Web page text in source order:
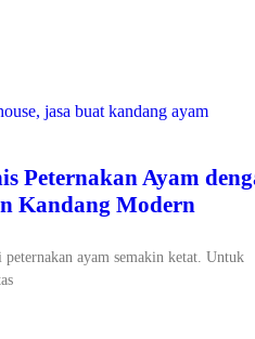
Peternakan Ayam
Kandang Modern
ayam semakin ketat. Untuk